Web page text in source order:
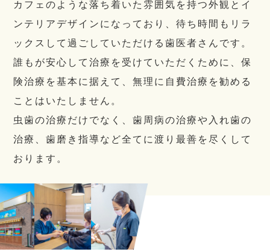
カフェのような落ち着いた雰囲気を持つ外観とイ
ンテリアデザインになっており、待ち時間もリラ
ックスして過ごしていただける歯医者さんです。
誰もが安心して治療を受けていただくために、保
険治療を基本に据えて、無理に自費治療を勧める
ことはいたしません。
虫歯の治療だけでなく、歯周病の治療や入れ歯の
治療、歯磨き指導など全てに渡り最善を尽くして
おります。